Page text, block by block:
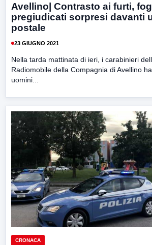
Avellino| Contrasto ai furti,
pregiudicati sorpresi davanti
postale
23 GIUGNO 2021
Nella tarda mattinata di ieri, i carabinieri
Radiomobile della Compagnia di Avellino
uomini...
CRONACA